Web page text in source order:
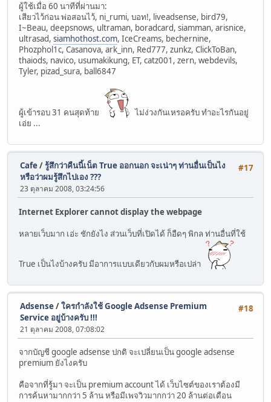
ผู้ใช้เมื่อ 60 นาทีที่ผ่านมา:
เสียวไว้ก่อน พ่อสอนไว้, ni_rumi, บอท!, liveadsense, bird79,
I~Beau, deepsnows, ultraman, boradcard, siamman, arisnice,
ultrasad, siamhothost.com, IceCreams, bechernine,
Phozphol1c, Casanova, ark_inn, Red777, zunkz, ClickToBan,
thaiods, navico, usumakikung, ET, catz001, zern, webdevils,
Tyler, pizad_sura, ball6847
ผู้เข้ารอบ 31 คนสุดท้าย
ไม่ง่วงกันเหรอครับ ทำอะไรกันอยู่
เอ่ย ...
#17
Cafe/รู้สึกว่าคืนนี้เน็ต True ออกนอก จะเน่าๆ ท่านอื่นเป็นไง
หรือว่าผมรู้สึกไปเอง ???
23 ตุลาคม 2008, 03:24:56
Internet Explorer cannot display the webpage
หลายเว็บมาก เอ่ะ ชักยังไง ส่วนเว็บที่เปิดได้ ก็อืดๆ พิกล ท่านอื่นที่ใช้
True เป็นไงบ้างครับ มีอาการแบบเดียวกับผมหรือเปล่า
#18
Adsense/ใครกำลังใช้ Google Adsense Premium
Service อยู่บ้างครับ !!!
21 ตุลาคม 2008, 07:08:02
จากบัญชี google adsense ปกติ จะเปลี่ยนเป็น google adsense
premium ยังไงครับ
คือจากที่รู้มา จะเป็น premium account ได้ เว็บไซต์ของเราต้องมี
การค้นหามากกว่า 5 ล้าน หรือมีเพจวิวมากกว่า 20 ล้านต่อเดือน